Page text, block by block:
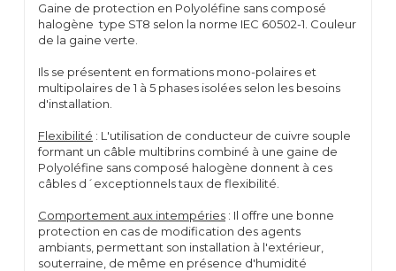
Gaine de protection en Polyoléfine sans composé
halogène type ST8 selon la norme IEC 60502-1. Couleur
de la gaine verte.
Ils se présentent en formations mono-polaires et
multipolaires de 1 à 5 phases isolées selon les besoins
d'installation.
Flexibilité : L'utilisation de conducteur de cuivre souple
formant un câble multibrins combiné à une gaine de
Polyoléfine sans composé halogène donnent à ces
câbles d´exceptionnels taux de flexibilité.
Comportement aux intempéries : Il offre une bonne
protection en cas de modification des agents
ambiants, permettant son installation à l'extérieur,
souterraine, de même en présence d'humidité